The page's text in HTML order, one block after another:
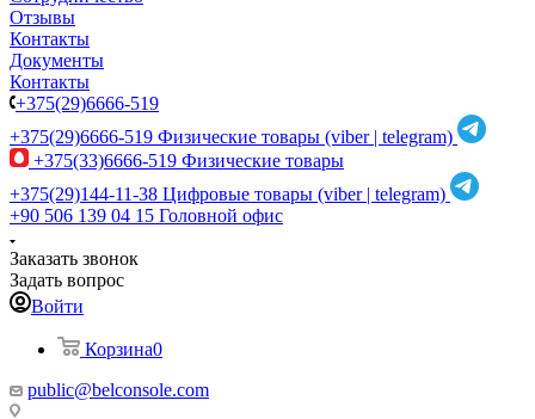
Отзывы
Контакты
Документы
Контакты
+375(29)6666-519
+375(29)6666-519 Физические товары (viber | telegram)
+375(33)6666-519 Физические товары
+375(29)144-11-38 Цифровые товары (viber | telegram)
+90 506 139 04 15 Головной офис
Заказать звонок
Задать вопрос
Войти
Корзина0
public@belconsole.com